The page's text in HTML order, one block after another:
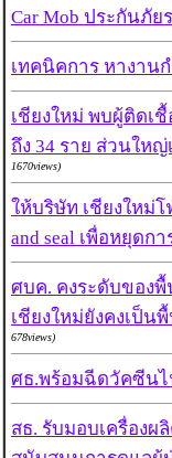
Car Mob ประกันภั
เทคนิคการ หางาน
เชียงใหม่ พบผู้ติดเ
ถึง 34 ราย ส่วนให
1670views)
ให้บริษัท เชียงใหม่
and seal เพื่อหยุดก
ศบค. คงระดับของ
เชียงใหม่ยังคงเป็น
678views)
ศธ.พร้อมฉีดวัคซีนไ
สธ. รับมอบเครื่องผ